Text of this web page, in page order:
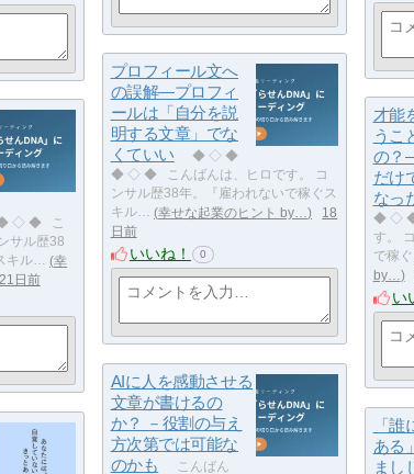
プロフィール文へ
の誤解―プロフィ
ールは「自分を説
明する文章」でな
くていい
◆ ◇ ◆
◆ ◇ ◆ こんばんは、ヒロです。 コ
ンサル歴38年。『雇われないで稼ぐス
キル…
幸せな起業のヒント by…
18
日前
いいね！ 0
才能
うこ
の？
だけ
なっ
◆ ◇ ◆
す。
で稼
by…
い
◇ ◆ こ
サル歴38
キル…
幸
21日前
AIに人を感動させる
文章が書けるの
か？ －役割の与え
方次第では可能な
のかも
こんばん
「
ある
まし